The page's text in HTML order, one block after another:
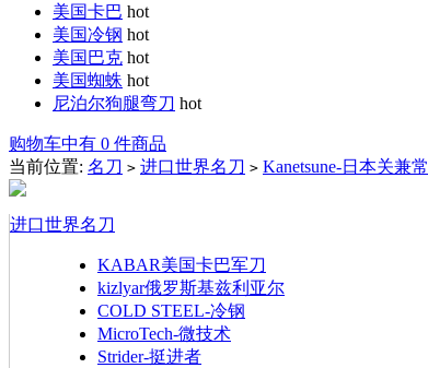
美国卡巴 hot
美国冷钢 hot
美国巴克 hot
美国蜘蛛 hot
尼泊尔狗腿弯刀 hot
购物车中有 0 件商品
当前位置: 名刀 > 进口世界名刀 > Kanetsune-日本关兼常
进口世界名刀
KABAR美国卡巴军刀
kizlyar俄罗斯基兹利亚尔
COLD STEEL-冷钢
MicroTech-微技术
Strider-挺进者